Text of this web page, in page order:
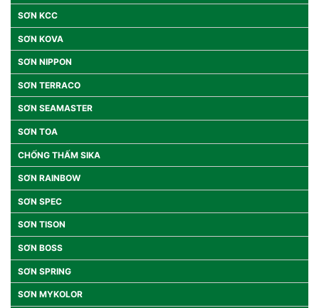
SƠN KCC
SƠN KOVA
SƠN NIPPON
SƠN TERRACO
SƠN SEAMASTER
SƠN TOA
CHỐNG THẤM SIKA
SƠN RAINBOW
SƠN SPEC
SƠN TISON
SƠN BOSS
SƠN SPRING
SƠN MYKOLOR